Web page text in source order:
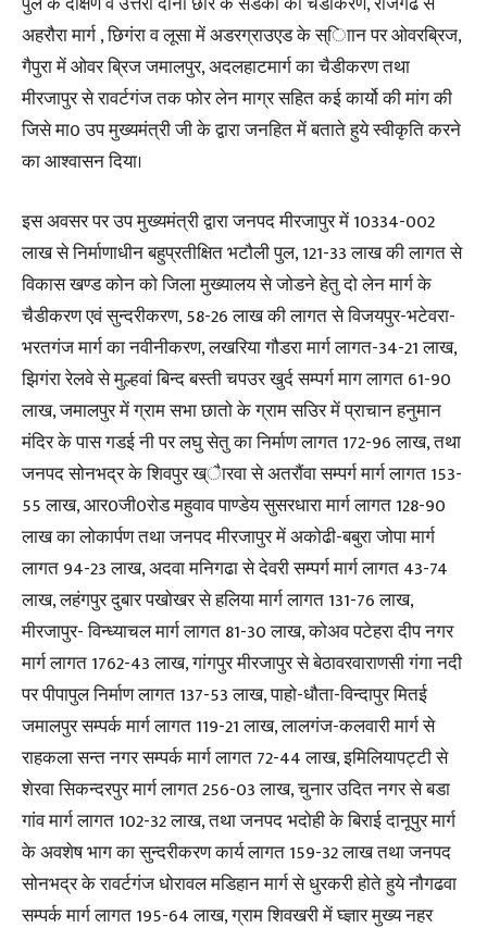
अहरौरा मार्ग , छिगंरा व लूसा में अडरग्राउएड के स्ािान पर ओवरब्रिज,
गैपुरा में ओवर ब्रिज जमालपुर, अदलहाटमार्ग का चैडीकरण तथा
मीरजापुर से रावर्टगंज तक फोर लेन माग्र सहित कई कार्यो की मांग की
जिसे मा0 उप मुख्यमंत्री जी के द्वारा जनहित में बताते हुये स्वीकृति करने
का आश्वासन दिया।
इस अवसर पर उप मुख्यमंत्री द्वारा जनपद मीरजापुर में 10334-002
लाख से निर्माणाधीन बहुप्रतीक्षित भटौली पुल, 121-33 लाख की लागत से
विकास खण्ड कोन को जिला मुख्यालय से जोडने हेतु दो लेन मार्ग के
चैडीकरण एवं सुन्दरीकरण, 58-26 लाख की लागत से विजयपुर-भटेवरा-
भरतगंज मार्ग का नवीनीकरण, लखरिया गौडरा मार्ग लागत-34-21 लाख,
झिगंरा रेलवे से मुल्हवां बिन्द बस्ती चपउर खुर्द सम्पर्ग माग लागत 61-90
लाख, जमालपुर में ग्राम सभा छातो के ग्राम सउिर में प्राचान हनुमान
मंदिर के पास गडई नी पर लघु सेतु का निर्माण लागत 172-96 लाख, तथा
जनपद सोनभद्र के शिवपुर ख्ैारवा से अतरौंवा सम्पर्ग मार्ग लागत 153-
55 लाख, आर0जी0रोड महुवाव पाण्डेय सुसरधारा मार्ग लागत 128-90
लाख का लोकार्पण तथा जनपद मीरजापुर में अकोढी-बबुरा जोपा मार्ग
लागत 94-23 लाख, अदवा मनिगढा से देवरी सम्पर्ग मार्ग लागत 43-74
लाख, लहंगपुर दुबार पखोखर से हलिया मार्ग लागत 131-76 लाख,
मीरजापुर- विन्ध्याचल मार्ग लागत 81-30 लाख, कोअव पटेहरा दीप नगर
मार्ग लागत 1762-43 लाख, गांगपुर मीरजापुर से बेठावरवाराणसी गंगा नदी
पर पीपापुल निर्माण लागत 137-53 लाख, पाहो-धौता-विन्दापुर मितई
जमालपुर सम्पर्क मार्ग लागत 119-21 लाख, लालगंज-कलवारी मार्ग से
राहकला सन्त नगर सम्पर्क मार्ग लागत 72-44 लाख, इमिलियापट्टी से
शेरवा सिकन्दरपुर मार्ग लागत 256-03 लाख, चुनार उदित नगर से बडा
गांव मार्ग लागत 102-32 लाख, तथा जनपद भदोही के बिराई दानूपुर मार्ग
के अवशेष भाग का सुन्दरीकरण कार्य लागत 159-32 लाख तथा जनपद
सोनभद्र के रावर्टगंज धोरावल मडिहान मार्ग से धुरकरी होते हुये नौगढवा
सम्पर्क मार्ग लागत 195-64 लाख, ग्राम शिवखरी में घ्ज्ञार मुख्य नहर